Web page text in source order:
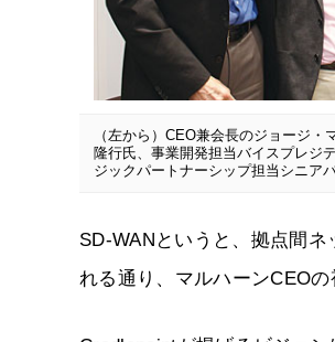
（左から）CEO兼会長のジョージ
隆行氏、事業開発担当バイスプレジ
ジックパートナーシップ担当シニア
SD-WANというと、拠点間
れる通り、マルハーンCEO